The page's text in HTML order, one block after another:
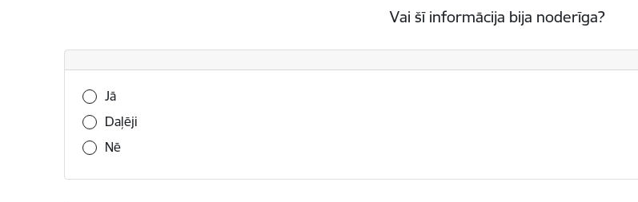
Vai šī informācija bija noderīga?
Vai šī informācija bija noderīga?
Jā
Daļēji
Nē